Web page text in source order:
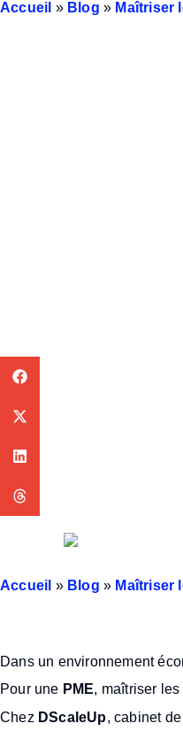
Accueil » Blog » Maîtriser
Accueil » Blog » Maîtriser
Dans un environnement
Pour une PME, maîtriser
Chez DScaleUp, cabinet